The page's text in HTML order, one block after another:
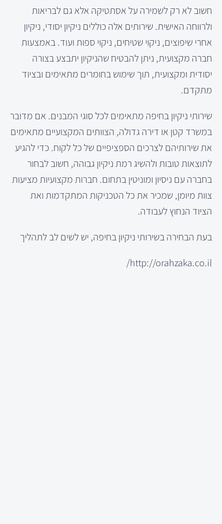
חשוב לא רק לשמירה על אסתטיקה אלא גם לבריאות
ולרווחה האישית. שירותים אלה כוללים ניקיון יסודי, ניקיון
אחרי שיפוצים, ניקוי שטיחים, ניקוי ספות ועוד. באמצעות
חברה מקצועית, ניתן להבטיח שהניקיון יתבצע בצורה
יסודית ומקצועית, תוך שימוש בחומרים מתאימים ובציוד
מתקדם.
שירותי ניקיון בחיפה מתאימים לכל סוגי המבנים. אם מדובר
במשרד קטן או דירה גדולה, הצוותים המקצועיים מתאימים
את שירותיהם לצרכים הספציפיים של כל לקוח. כדי להגיע
לתוצאות טובות ולהשיג רמת ניקיון גבוהה, חשוב לבחור
בחברה עם ניסיון ומוניטין בתחום. חברות מקצועיות מציעות
צוות מיומן, שמכיר את כל הטכניקות המתקדמות ואת
הציוד הנחוץ לעבודה.
בעת הבחירה בשירותי ניקיון בחיפה, יש לשים לב לתהליך
http://orahzaka.co.il/